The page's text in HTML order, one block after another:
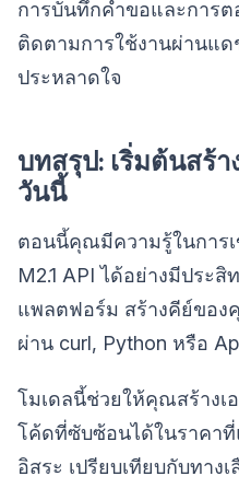
การบันทึกคำขอและการ
ติดตามการใช้งานผ่านแด
ประหลาดใจ
บทสรุป: เริ่มต้นสร้า
วันนี้
ตอนนี้คุณมีความรู้ในการ
M2.1 API ได้อย่างมีประ
แพลตฟอร์ม สร้างคีย์ขอ
ผ่าน curl, Python หรือ
โมเดลนี้ช่วยให้คุณสร้างเ
โค้ดที่ซับซ้อนได้ในราคา
อิสระ เปรียบเทียบกับทาง